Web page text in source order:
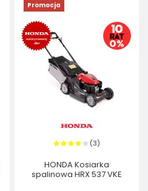
Promocja
(3)
HONDA Kosiarka
spalinowa HRX 537 VKE